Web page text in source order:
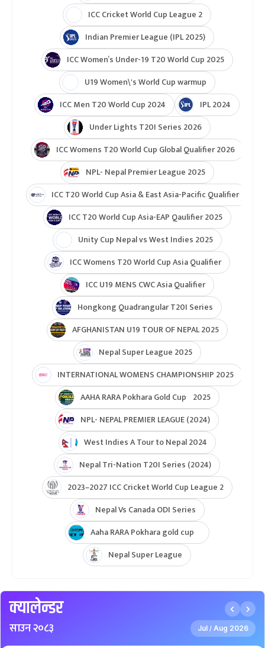
ICC Cricket World Cup League 2
Indian Premier League (IPL 2025)
ICC Women’s Under-19 T20 World Cup 2025
U19 Women\'s World Cup warmup
ICC Men T20 World Cup 2024
IPL 2024
Under Lights T20I Series 2026
ICC Womens T20 World Cup Global Qualifier 2026
NPL- Nepal Premier League 2025
ICC T20 World Cup Asia & East Asia-Pacific Qualifier
ICC T20 World Cup Asia-EAP Qaulifier 2025
Unity Cup Nepal vs West Indies 2025
ICC Womens T20 World Cup Asia Qualifier
ICC U19 MENS CWC Asia Qualifier
Hongkong Quadrangular T20I Series
AFGHANISTAN U19 TOUR OF NEPAL 2025
Nepal Super League 2025
INTERNATIONAL WOMENS CHAMPIONSHIP 2025
AAHA RARA Pokhara Gold Cup 2025
NPL- NEPAL PREMIER LEAGUE (2024)
West Indies A Tour to Nepal 2024
Nepal Tri-Nation T20I Series (2024)
2023–2027 ICC Cricket World Cup League 2
Nepal Vs Canada ODI Series
Aaha RARA Pokhara gold cup
Nepal Super League
क्यालेन्डर
साउन २०८३ Jul / Aug 2026